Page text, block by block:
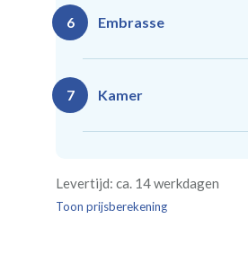
Rails
Enkele plooi
Gevoerde gordijnen
isoleert kou, warmte en
Geen extra
verduistering
6 Embrasse
Geen
7 Kamer
kamer is bestemd. Wij
verplicht, maar wel handig)
Levertijd: ca. 14 werkdagen
Toon prijsberekening